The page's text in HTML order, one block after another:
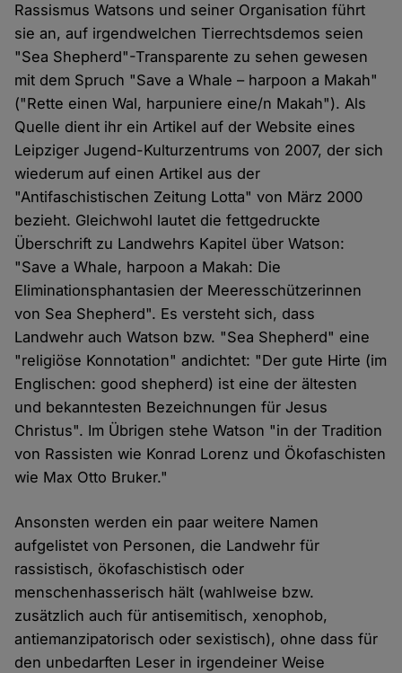
Rassismus Watsons und seiner Organisation führt
sie an, auf irgendwelchen Tierrechtsdemos seien
"Sea Shepherd"-Transparente zu sehen gewesen
mit dem Spruch "Save a Whale – harpoon a Makah"
("Rette einen Wal, harpuniere eine/n Makah"). Als
Quelle dient ihr ein Artikel auf der Website eines
Leipziger Jugend-Kulturzentrums von 2007, der sich
wiederum auf einen Artikel aus der
"Antifaschistischen Zeitung Lotta" von März 2000
bezieht. Gleichwohl lautet die fettgedruckte
Überschrift zu Landwehrs Kapitel über Watson:
"Save a Whale, harpoon a Makah: Die
Eliminationsphantasien der Meeresschützerinnen
von Sea Shepherd". Es versteht sich, dass
Landwehr auch Watson bzw. "Sea Shepherd" eine
"religiöse Konnotation" andichtet: "Der gute Hirte (im
Englischen: good shepherd) ist eine der ältesten
und bekanntesten Bezeichnungen für Jesus
Christus". Im Übrigen stehe Watson "in der Tradition
von Rassisten wie Konrad Lorenz und Ökofaschisten
wie Max Otto Bruker."
Ansonsten werden ein paar weitere Namen
aufgelistet von Personen, die Landwehr für
rassistisch, ökofaschistisch oder
menschenhasserisch hält (wahlweise bzw.
zusätzlich auch für antisemitisch, xenophob,
antiemanzipatorisch oder sexistisch), ohne dass für
den unbedarften Leser in irgendeiner Weise